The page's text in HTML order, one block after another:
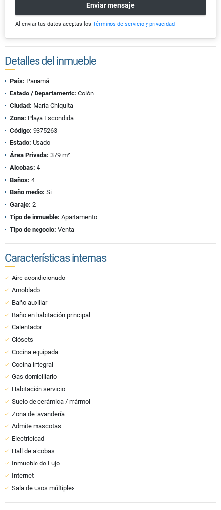
Enviar mensaje
Al enviar tus datos aceptas los Términos de servicio y privacidad
Detalles del inmueble
País: Panamá
Estado / Departamento: Colón
Ciudad: María Chiquita
Zona: Playa Escondida
Código: 9375263
Estado: Usado
Área Privada: 379 m²
Alcobas: 4
Baños: 4
Baño medio: Si
Garaje: 2
Tipo de inmueble: Apartamento
Tipo de negocio: Venta
Características internas
Aire acondicionado
Amoblado
Baño auxiliar
Baño en habitación principal
Calentador
Clósets
Cocina equipada
Cocina integral
Gas domiciliario
Habitación servicio
Suelo de cerámica / mármol
Zona de lavandería
Admite mascotas
Electricidad
Hall de alcobas
Inmueble de Lujo
Internet
Sala de usos múltiples